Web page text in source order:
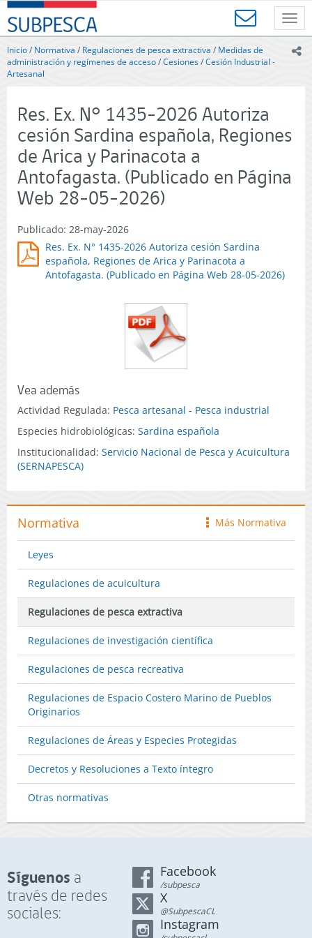
Contenido
principal
SUBPESCA
-
Subsecretaría
de
Pesca
Gobierno
de
Chile
Inicio/ Normativa / Regulaciones de pesca extractiva / Medidas de
administración y regímenes de acceso/Cesiones/Cesión Industrial -
Artesanal
Res. Ex. N° 1435-2026 Autoriza
cesión Sardina española, Regiones
de Arica y Parinacota a
Antofagasta. (Publicado en Página
Web 28-05-2026)
Publicado: 28-may-2026
Res. Ex. N° 1435-2026 Autoriza cesión Sardina
española, Regiones de Arica y Parinacota a
Antofagasta. (Publicado en Página Web 28-05-2026)
Vea además
Actividad Regulada: Pesca artesanal - Pesca industrial
Especies hidrobiológicas: Sardina española
Institucionalidad: Servicio Nacional de Pesca y Acuicultura
(SERNAPESCA)
icono
Más Normativa
Normativa
Leyes
Regulaciones de acuicultura
Regulaciones de pesca extractiva
Regulaciones de investigación científica
Regulaciones de pesca recreativa
Regulaciones de Espacio Costero Marino de Pueblos
Originarios
Regulaciones de Áreas y Especies Protegidas
Decretos y Resoluciones a Texto íntegro
Otras normativas
Síguenos a
través de redes
sociales:
Facebook
/subpesca
X
@SubpescaCL
Instagram